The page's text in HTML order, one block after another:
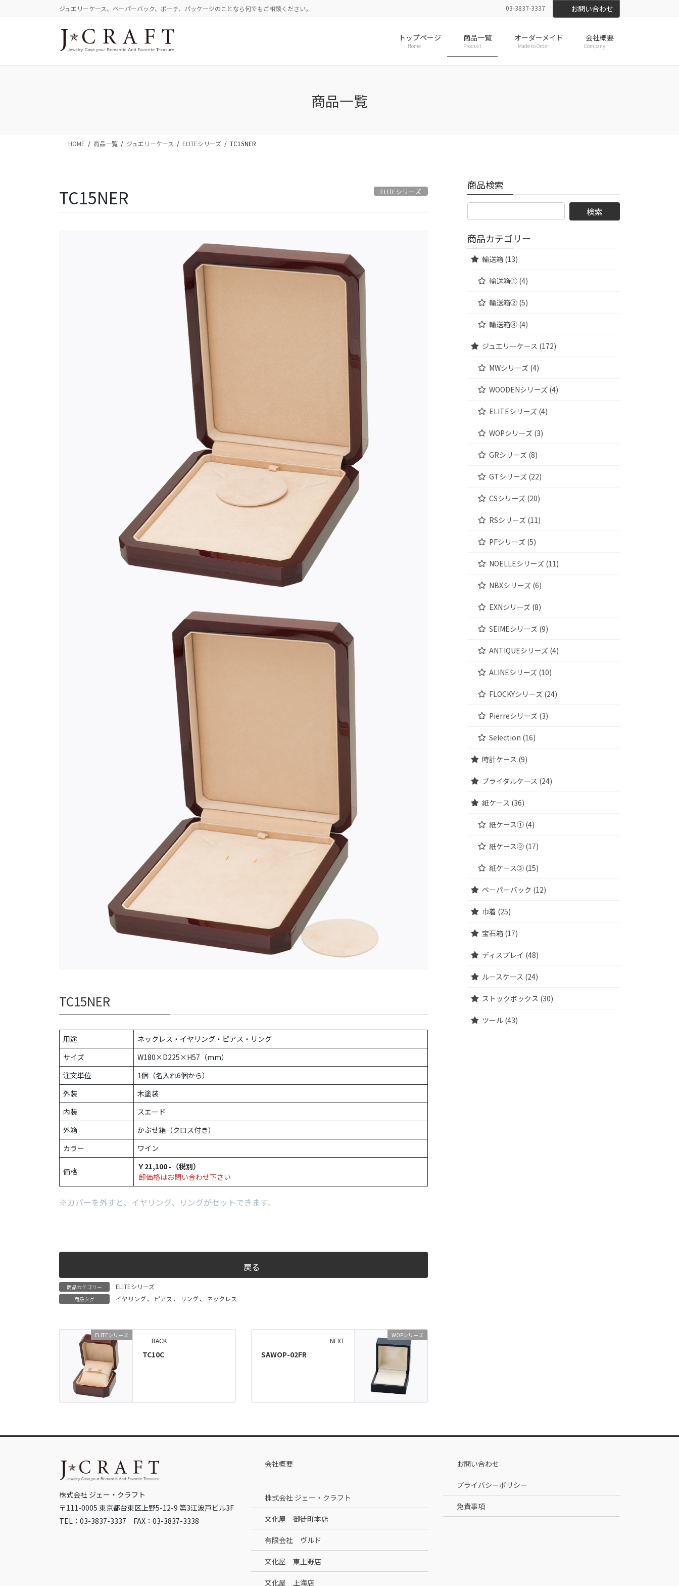
ジュエリーケース、ペーパーバック、ポーチ、パッケージのことなら何でもご相談ください。 03-3837-3337 お問い合わせ
トップページ
Home
商品一覧
Product
オーダーメイド
Made to Order
会社概要
Company
商品一覧
HOME 商品一覧 ジュエリーケース ELITEシリーズ TC15NER
ELITEシリーズ
TC15NER
TC15NER
用途
ネックレス・イヤリング・ピアス・リング
サイズ
W180×D225×H57（mm）
注文単位
1個（名入れ6個から）
外装
木塗装
内装
スエード
外箱
かぶせ箱（クロス付き）
カラー
ワイン
価格
￥21,100 -（税別）
卸価格はお問い合わせ下さい
※カバーを外すと、イヤリング、リングがセットできます。
戻る
商品カテゴリー ELITEシリーズ
商品タグ イヤリング、 ピアス 、 リング、 ネックレス
ELITEシリーズ
BACK
TC10C
WOPシリーズ
NEXT
SAWOP-02FR
商品検索
商品カテゴリー
輸送箱 (13)
輸送箱① (4)
輸送箱② (5)
輸送箱③ (4)
ジュエリーケース (172)
MWシリーズ (4)
WOODENシリーズ (4)
ELITEシリーズ (4)
WOPシリーズ (3)
GRシリーズ (8)
GTシリーズ (22)
CSシリーズ (20)
RSシリーズ (11)
PFシリーズ (5)
NOELLEシリーズ (11)
NBXシリーズ (6)
EXNシリーズ (8)
SEIMEシリーズ (9)
ANTIQUEシリーズ (4)
ALINEシリーズ (10)
FLOCKYシリーズ (24)
Pierreシリーズ (3)
Selection (16)
時計ケース (9)
ブライダルケース (24)
紙ケース (36)
紙ケース① (4)
紙ケース② (17)
紙ケース③ (15)
ペーパーバック (12)
巾着 (25)
宝石箱 (17)
ディスプレイ (48)
ルースケース (24)
ストックボックス (30)
ツール (43)
株式会社 ジェー・クラフト
〒111-0005 東京都台東区上野5-12-9 第3江波戸ビル3F
TEL：03-3837-3337 FAX：03-3837-3338
会社概要
株式会社 ジェー・クラフト
文化屋 御徒町本店
有限会社 ヴルド
文化屋 東上野店
文化屋 上海店
お問い合わせ
プライバシーポリシー
免責事項